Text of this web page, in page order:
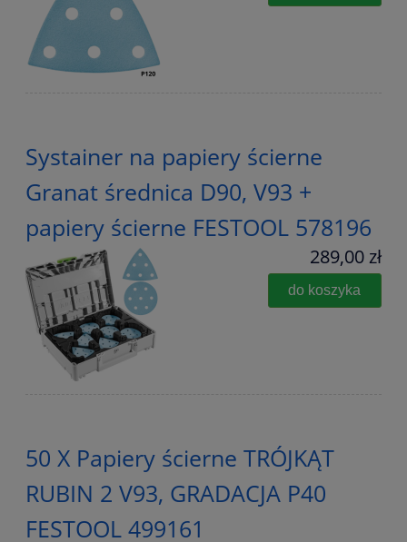
Systainer na papiery ścierne
Granat średnica D90, V93 +
papiery ścierne FESTOOL 578196
289,00 zł
do koszyka
50 X Papiery ścierne TRÓJKĄT
RUBIN 2 V93, GRADACJA P40
FESTOOL 499161